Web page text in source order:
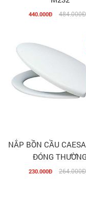
440.000Đ 484.000Đ
NẮP BỒN CẦU
ĐÓNG THƯỜNG
230.000Đ 264.000Đ